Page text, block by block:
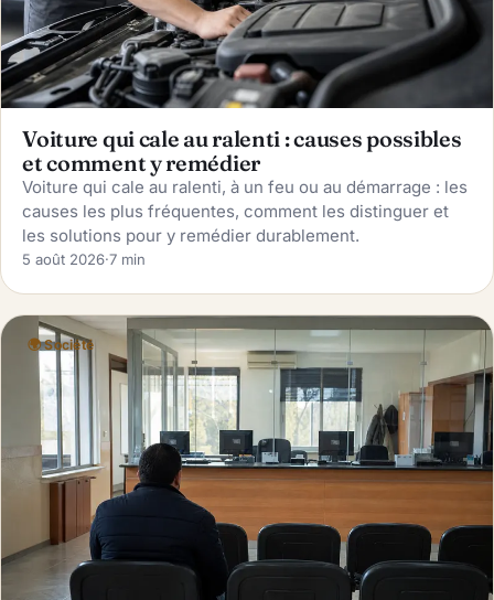
Voiture qui cale au ralenti : causes possibles
et comment y remédier
Voiture qui cale au ralenti, à un feu ou au démarrage : les
causes les plus fréquentes, comment les distinguer et
les solutions pour y remédier durablement.
5 août 2026·7 min
🌍 Société